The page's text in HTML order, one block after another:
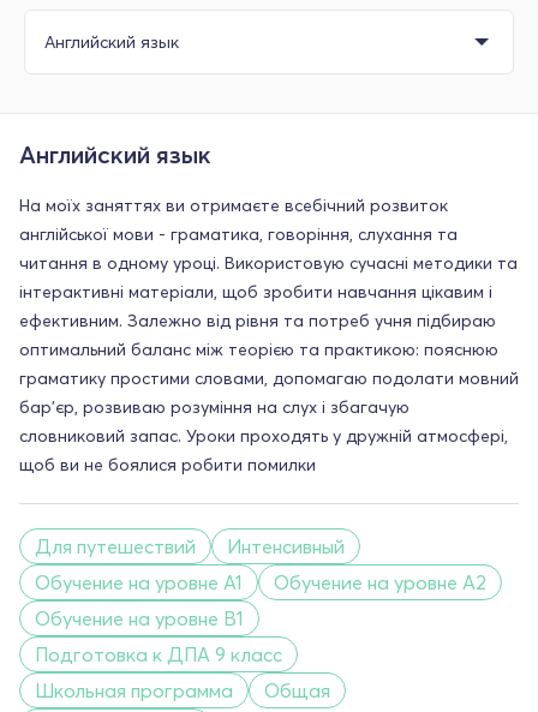
Английский язык
На моїх заняттях ви отримаєте всебічний розвиток
англійської мови - граматика, говоріння, слухання та
читання в одному уроці. Використовую сучасні методики та
інтерактивні матеріали, щоб зробити навчання цікавим і
ефективним. Залежно від рівня та потреб учня підбираю
оптимальний баланс між теорією та практикою: пояснюю
граматику простими словами, допомагаю подолати мовний
бар'єр, розвиваю розуміння на слух і збагачую
словниковий запас. Уроки проходять у дружній атмосфері,
щоб ви не боялися робити помилки
Для путешествий
Интенсивный
Обучение на уровне A1
Обучение на уровне A2
Обучение на уровне B1
Подготовка к ДПА 9 класс
Школьная программа
Общая